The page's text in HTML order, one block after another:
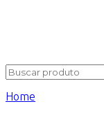
Home